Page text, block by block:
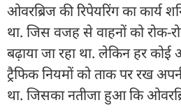
ओवरब्रिज की रिपेयरिंग का कार्य
था. जिस वजह से वाहनों को रोक-
बढ़ाया जा रहा था. लेकिन हर
ट्रैफिक नियमों को ताक पर रख
था. जिसका नतीजा हुआ कि